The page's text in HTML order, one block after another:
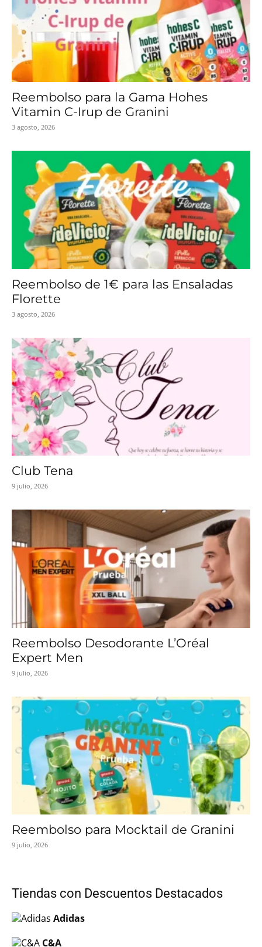
Reembolso para la Gama Hohes
Vitamin C-Irup de Granini
3 agosto, 2026
Reembolso de 1€ para las Ensaladas
Florette
3 agosto, 2026
Club Tena
9 julio, 2026
Reembolso Desodorante L’Oréal
Expert Men
9 julio, 2026
Reembolso para Mocktail de Granini
9 julio, 2026
Tiendas con Descuentos Destacados
Adidas
C&A